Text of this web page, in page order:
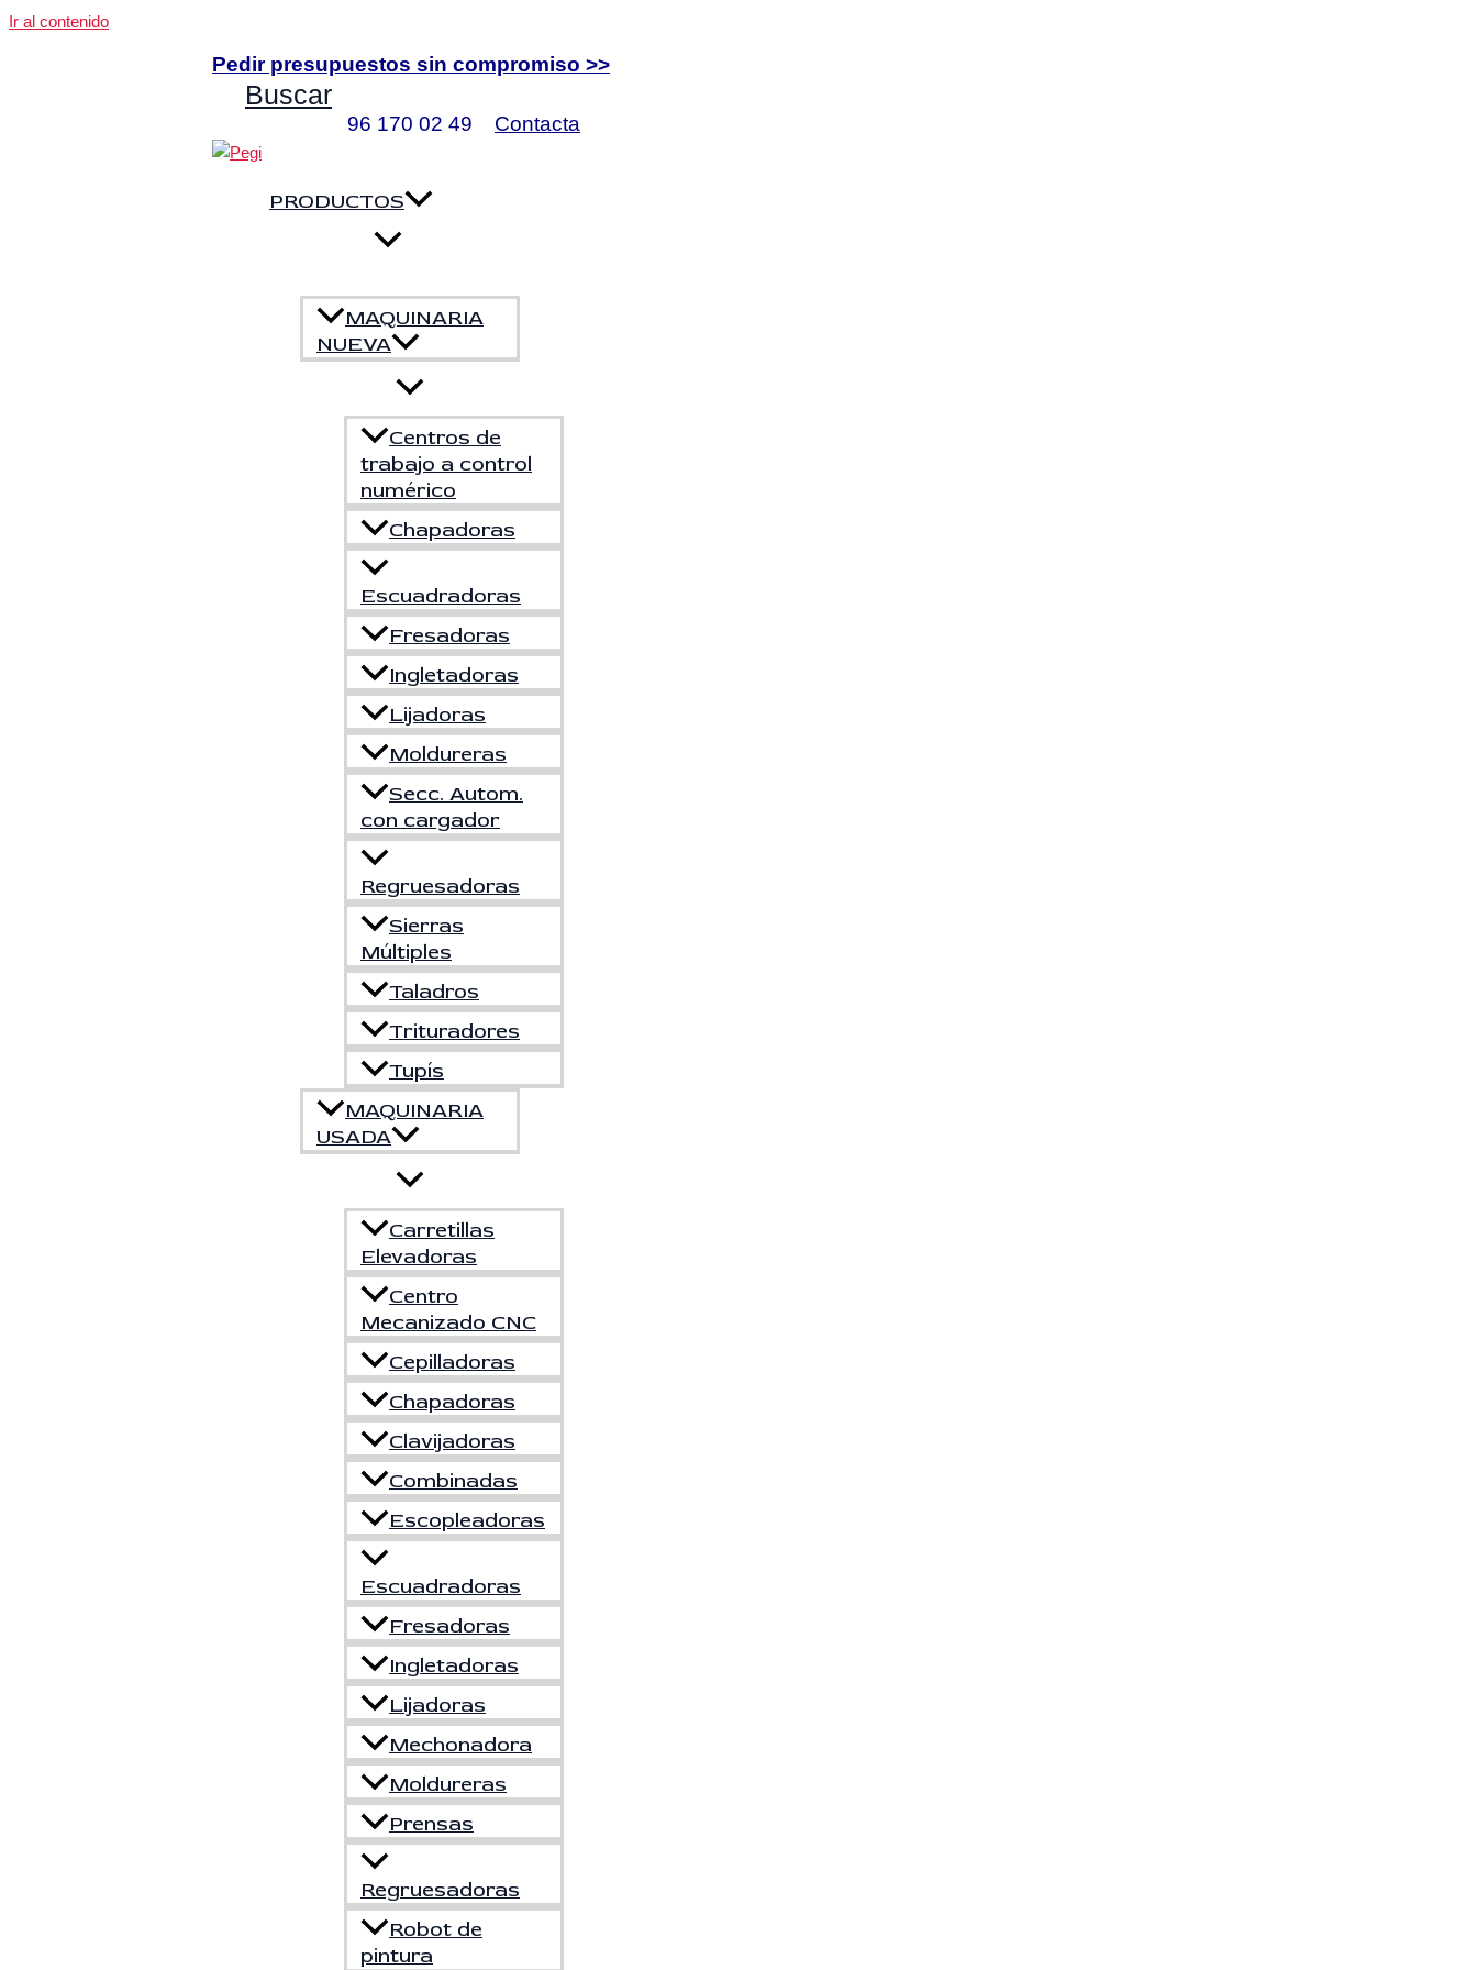
Ir al contenido
Pedir presupuestos sin compromiso >>
Buscar
96 170 02 49 Contacta
PRODUCTOS
MAQUINARIA
NUEVA
Centros de
trabajo a control
numérico
Chapadoras
Escuadradoras
Fresadoras
Ingletadoras
Lijadoras
Moldureras
Secc. Autom.
con cargador
Regruesadoras
Sierras
Múltiples
Taladros
Trituradores
Tupís
MAQUINARIA
USADA
Carretillas
Elevadoras
Centro
Mecanizado CNC
Cepilladoras
Chapadoras
Clavijadoras
Combinadas
Escopleadoras
Escuadradoras
Fresadoras
Ingletadoras
Lijadoras
Mechonadora
Moldureras
Prensas
Regruesadoras
Robot de
pintura